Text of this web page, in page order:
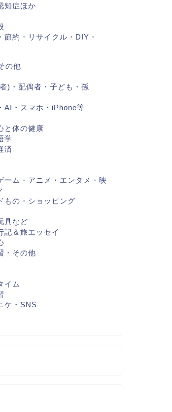
知症ほか
節約・リサイクル・DIY・
の他
)・配偶者・子ども・孫
AI・スマホ・iPhone等
と体の健康
学
済
ーム・アニメ・エンタメ・映
もの・ショッピング
具など
記＆旅エッセイ
・その他
イム
ケ・SNS